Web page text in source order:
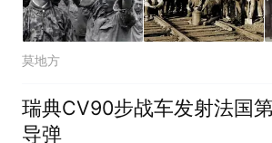
莫地方
瑞典CV90步战车发射法国
导弹